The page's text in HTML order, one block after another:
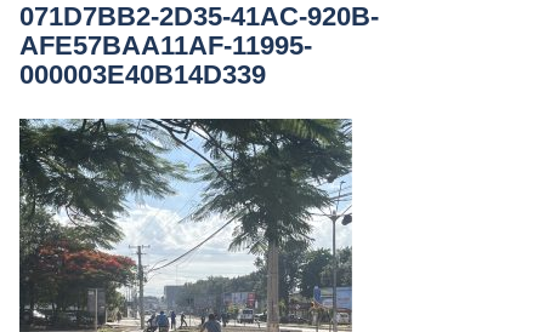
071D7BB2-2D35-41AC-920B-
AFE57BAA11AF-11995-
000003E40B14D339